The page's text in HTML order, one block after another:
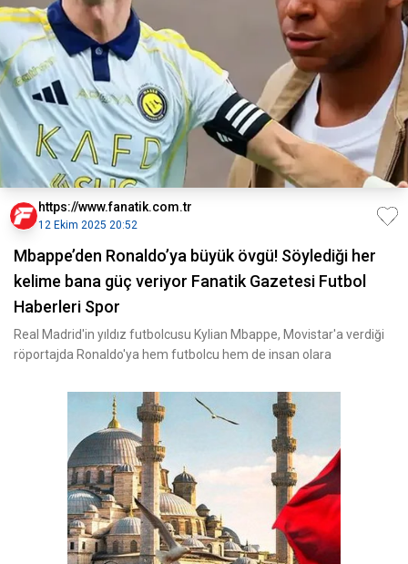
https://www.fanatik.com.tr
12 Ekim 2025 20:52
Mbappe’den Ronaldo’ya büyük övgü! Söylediği her
kelime bana güç veriyor Fanatik Gazetesi Futbol
Haberleri Spor
Real Madrid'in yıldız futbolcusu Kylian Mbappe, Movistar'a verdiği
röportajda Ronaldo'ya hem futbolcu hem de insan olara